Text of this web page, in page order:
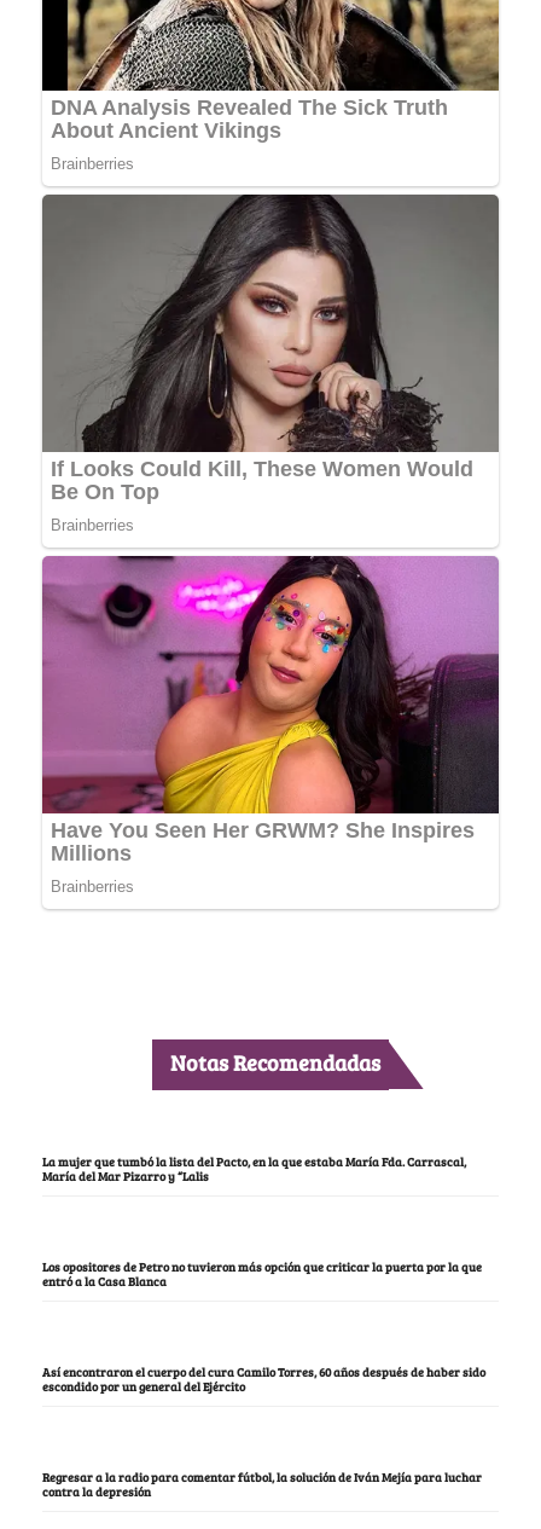
Notas Recomendadas
La mujer que tumbó la lista del Pacto, en la que estaba María Fda. Carrascal,
María del Mar Pizarro y “Lalis
Los opositores de Petro no tuvieron más opción que criticar la puerta por la que
entró a la Casa Blanca
Así encontraron el cuerpo del cura Camilo Torres, 60 años después de haber sido
escondido por un general del Ejército
Regresar a la radio para comentar fútbol, la solución de Iván Mejía para luchar
contra la depresión